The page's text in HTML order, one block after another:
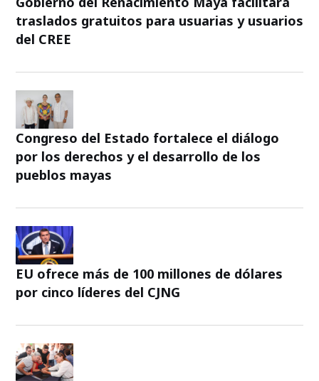
traslados gratuitos para usuarias y usuarios
del CREE
Congreso del Estado fortalece el diálogo
por los derechos y el desarrollo de los
pueblos mayas
EU ofrece más de 100 millones de dólares
por cinco líderes del CJNG